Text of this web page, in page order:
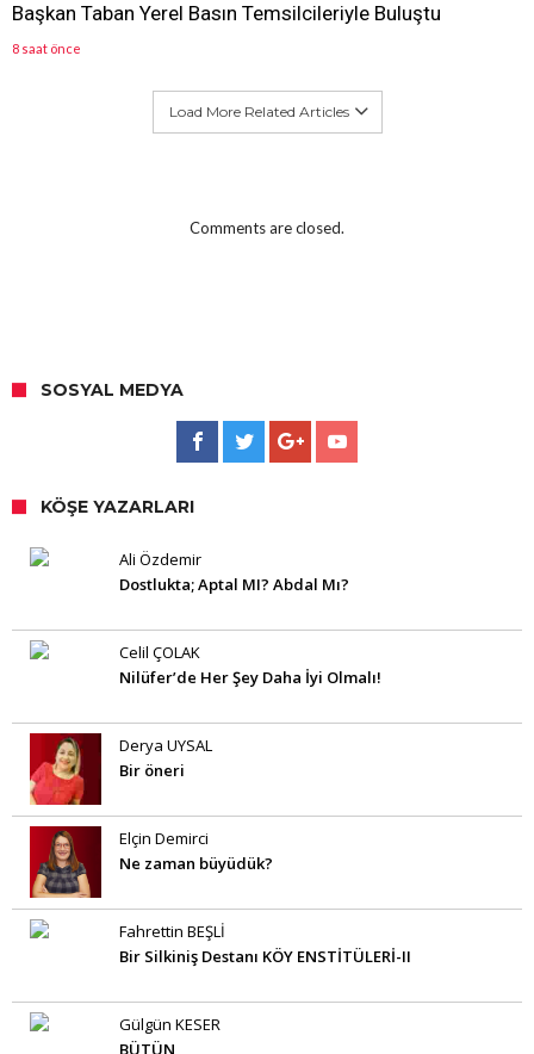
Başkan Taban Yerel Basın Temsilcileriyle Buluştu
8 saat önce
Load More Related Articles
Comments are closed.
SOSYAL MEDYA
KÖŞE YAZARLARI
Ali Özdemir
Dostlukta; Aptal MI? Abdal Mı?
Celil ÇOLAK
Nilüfer’de Her Şey Daha İyi Olmalı!
Derya UYSAL
Bir öneri
Elçin Demirci
Ne zaman büyüdük?
Fahrettin BEŞLİ
Bir Silkiniş Destanı KÖY ENSTİTÜLERİ-II
Gülgün KESER
BÜTÜN